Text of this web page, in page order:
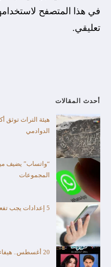
في هذا المتصفح
تعليقي.
أحدث المقالات
الدوادمي
المجموعات
5 إعدادات يجب تفعيلها فورًا بعد شراء آيفون جديد
20 أغسطس.. هيفاء وهبي تحيي حفلا غنائيا في السعودية